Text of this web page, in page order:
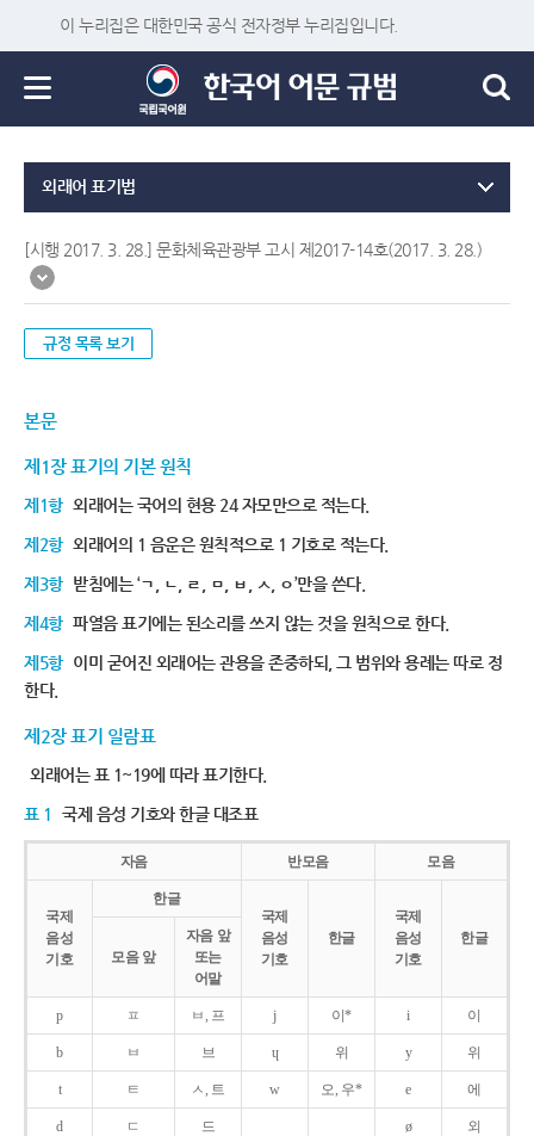
이 누리집은 대한민국 공식 전자정부 누리집입니다.
외래어 표기법
[시행 2017. 3. 28.] 문화체육관광부 고시 제2017-14호(2017. 3. 28.)
규정 목록 보기
본문
제1장 표기의 기본 원칙
제1항 외래어는 국어의 현용 24 자모만으로 적는다.
제2항 외래어의 1 음운은 원칙적으로 1 기호로 적는다.
제3항 받침에는 ‘ㄱ, ㄴ, ㄹ, ㅁ, ㅂ, ㅅ, ㅇ’만을 쓴다.
제4항 파열음 표기에는 된소리를 쓰지 않는 것을 원칙으로 한다.
제5항 이미 굳어진 외래어는 관용을 존중하되, 그 범위와 용례는 따로 정
한다.
제2장 표기 일람표
외래어는 표 1~19에 따라 표기한다.
표 1 국제 음성 기호와 한글 대조표
자음 반모음 모음
국제
음성
기호
한글
국제
음성
기호
한글
국제
음성
기호
한글
모음 앞
자음 앞
또는
어말
p ㅍ ㅂ, 프 j 이* i 이
b ㅂ 브 ɥ 위 y 위
t ㅌ ㅅ, 트 w 오, 우* e 에
d ㄷ 드 ø 외